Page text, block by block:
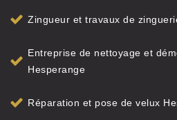
Zingueur et travaux de
Entreprise de nettoyage et
Hesperange
Réparation et pose de velux